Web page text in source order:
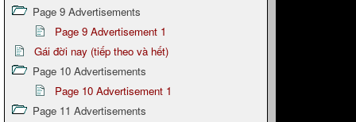
Page 9 Advertisements
Page 9 Advertisement 1
Gái đời nay (tiếp theo và hết)
Page 10 Advertisements
Page 10 Advertisement 1
Page 11 Advertisements